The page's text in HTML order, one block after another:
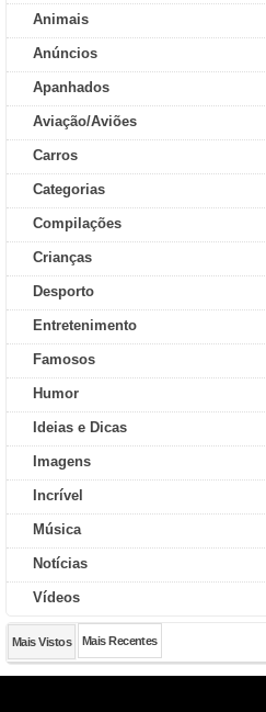
Animais
Anúncios
Apanhados
Aviação/Aviões
Carros
Categorias
Compilações
Crianças
Desporto
Entretenimento
Famosos
Humor
Ideias e Dicas
Imagens
Incrível
Música
Notícias
Vídeos
Mais Vistos Mais Recentes